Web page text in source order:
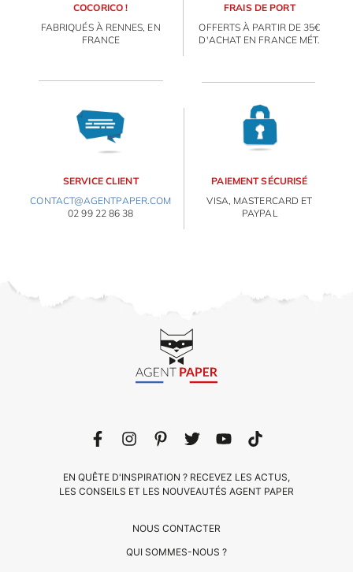
COCORICO !
FABRIQUÉS À RENNES, EN
FRANCE
FRAIS DE PORT
OFFERTS À PARTIR DE 35€
D'ACHAT EN FRANCE MÉT.
SERVICE CLIENT
CONTACT@AGENTPAPER.COM
02 99 22 86 38
PAIEMENT SÉCURISÉ
VISA, MASTERCARD ET
PAYPAL
NOUS CONTACTER
QUI SOMMES-NOUS ?
EN QUÊTE D'INSPIRATION ? RECEVEZ LES ACTUS,
LES CONSEILS ET LES NOUVEAUTÉS AGENT PAPER